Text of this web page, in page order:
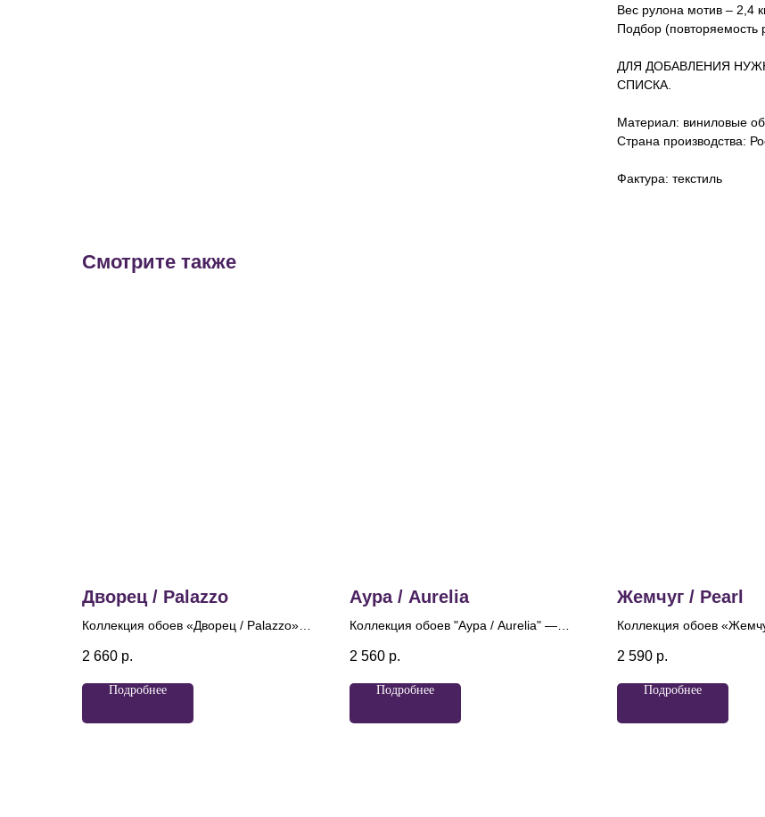
Вес рулона мотив – 2,4
Подбор (повторяемость
ДЛЯ ДОБАВЛЕНИЯ
СПИСКА.
Материал: виниловые
Страна производства:
Фактура: текстиль
Смотрите также
Дворец / Palazzo
Коллекция обоев «Дворец / Palazzo»
элегантности и роскоши. Дизайн и
название вдохновлены великолепием
дворцовых интерьеров, создавая
атмосферу аристократизма и
2 660 р.
Подробнее
Аура / Aurelia
Коллекция обоев "Аура / Aurelia" —
древних традиций. Название
"Аурелия", переводящееся как
"золотая", идеально отражает суть
этого продукта, ведь каждая деталь
2 560 р.
Подробнее
Жемчуг / Pearl
Коллекция обоев
утончённой роскоши.
своё название
перламутровому сиянию,
пронизывает каждое
2 590 р.
Подробнее